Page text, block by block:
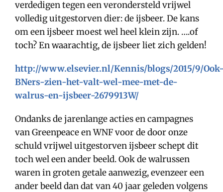
verdedigen tegen een verondersteld vrijwel
volledig uitgestorven dier: de ijsbeer. De kans
om een ijsbeer moest wel heel klein zijn. ….of
toch? En waarachtig, de ijsbeer liet zich gelden!
http://www.elsevier.nl/Kennis/blogs/2015/9/
BNers-zien-het-valt-wel-mee-met-de-
walrus-en-ijsbeer-2679913W/
Ondanks de jarenlange acties en campagnes
van Greenpeace en WNF voor de door onze
schuld vrijwel uitgestorven ijsbeer schept dit
toch wel een ander beeld. Ook de walrussen
waren in groten getale aanwezig, evenzeer een
ander beeld dan dat van 40 jaar geleden volgens